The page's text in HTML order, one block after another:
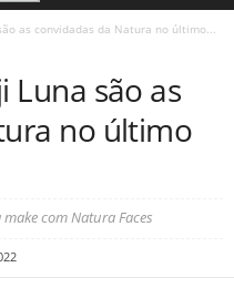
as convidadas da Natura no último...
Luna são as
no último
com Natura Faces